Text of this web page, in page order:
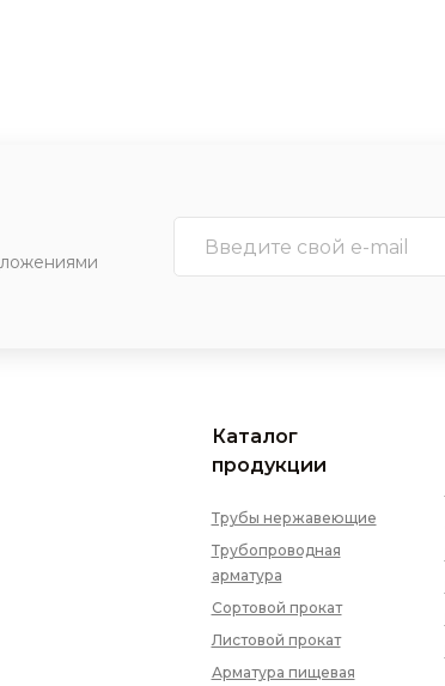
Каталог
продукции
Трубы нержавеющие
Трубопроводная
арматура
Сортовой прокат
Листовой прокат
Арматура пищевая